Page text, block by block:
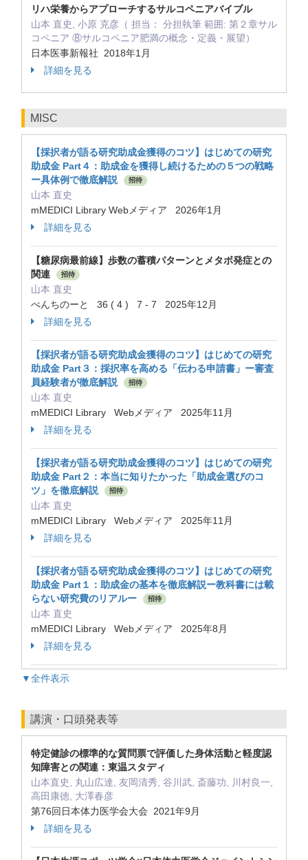
リハ栄養からアプローチするサルコペニアバイブル
山本 直史, 小原 克彦（ 担当： 分担執筆 範囲: 第２章サル
コペニア ⑧サルコペニア肥満の概念・定義・展望）
日本医事新報社 2018年1月
詳細を見る
MISC
【採択者が語る研究助成金獲得のコツ】はじめての研究
助成金 Part４：助成金を獲得し続けるための５つの戦略
ー具体例で徹底解説
招待
山本 直史
mMEDICI Library Webメディア 2026年1月
詳細を見る
【糖尿病最前線】歩数の蓄積パターンとメタボ発症との
関連
招待
山本 直史
べんちのーと 36 ( 4 ) 7 - 7 2025年12月
詳細を見る
【採択者が語る研究助成金獲得のコツ】はじめての研究
助成金 Part３：採択率を高める「伝わる申請書」ー審査
員経験者が徹底解説
招待
山本 直史
mMEDICI Library Webメディア 2025年11月
詳細を見る
【採択者が語る研究助成金獲得のコツ】はじめての研究
助成金 Part２：本当に知りたかった「助成金選びのコ
ツ」を徹底解説
招待
山本 直史
mMEDICI Library Webメディア 2025年11月
詳細を見る
【採択者が語る研究助成金獲得のコツ】はじめての研究
助成金 Part１：助成金の基本を徹底解説ー教科書には載
らない研究費のリアルー
招待
山本 直史
mMEDICI Library Webメディア 2025年8月
詳細を見る
▼全件表示
講演・口頭発表等
特定健診の標準的な質問票で評価した身体活動と軽度認
知障害との関連：東温スタディ
山本直史, 丸山広達, 友岡清秀, 谷川武, 斎藤功, 川村良一,
高田康徳, 大澤春彦
第76回日本体力医学会大会 2021年9月
詳細を見る